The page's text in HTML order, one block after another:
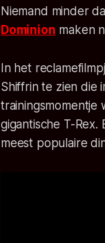
Niemand minder
Dominion maken
In het
Shiffrin te zien die
gigantische T-
meest populaire